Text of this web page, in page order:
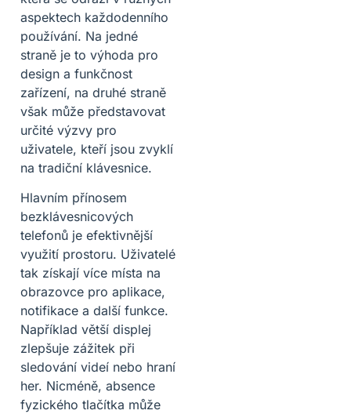
aspektech každodenního
používání. Na jedné
straně je to výhoda pro
design a funkčnost
zařízení, na druhé straně
však může představovat
určité výzvy pro
uživatele, kteří jsou zvyklí
na tradiční klávesnice.
Hlavním přínosem
bezklávesnicových
telefonů je efektivnější
využití prostoru. Uživatelé
tak získají více místa na
obrazovce pro aplikace,
notifikace a další funkce.
Například větší displej
zlepšuje zážitek při
sledování videí nebo hraní
her. Nicméně, absence
fyzického tlačítka může